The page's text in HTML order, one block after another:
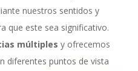
nuestros sentidos y
que este sea significativo.
múltiples y ofrecemos
diferentes puntos de vista